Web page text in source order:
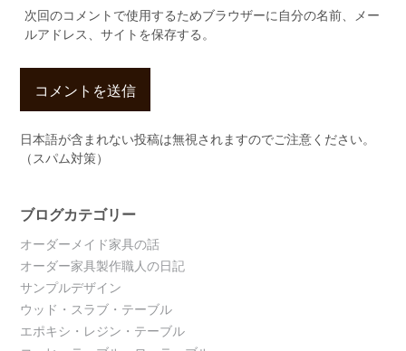
次回のコメントで使用するためブラウザーに自分の名前、メー
ルアドレス、サイトを保存する。
日本語が含まれない投稿は無視されますのでご注意ください。
（スパム対策）
ブログカテゴリー
オーダーメイド家具の話
オーダー家具製作職人の日記
サンプルデザイン
ウッド・スラブ・テーブル
エポキシ・レジン・テーブル